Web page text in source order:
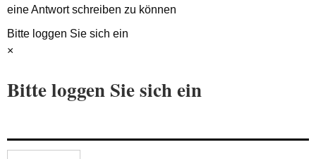
eine Antwort schreiben zu können
Bitte loggen Sie sich ein
×
Bitte loggen Sie sich ein